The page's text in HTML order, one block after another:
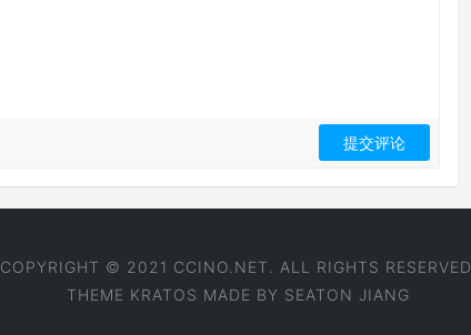
COPYRIGHT © 2021 CCINO.NET. ALL RIGHTS RESERVED.
THEME KRATOS MADE BY SEATON JIANG